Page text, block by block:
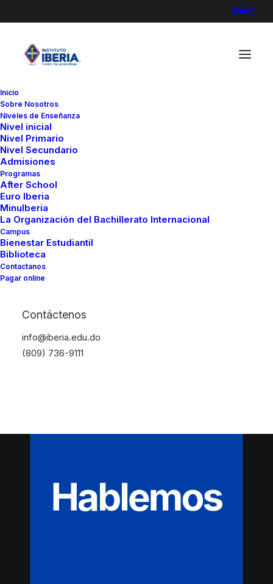
Inicio
Sobre Nosotros
Niveles de Enseñanza
Nivel inicial
Nivel Primario
Nivel Secundario
Admisiones
Programas
After School
Euro Iberia
MinuIberia
La Organización del Bachillerato Internacional
Campus
Bienestar Estudiantil
Biblioteca
Contactanos
Pagar online
Contáctenos
info@iberia.edu.do
(809) 736-9111
Home
Hablemos